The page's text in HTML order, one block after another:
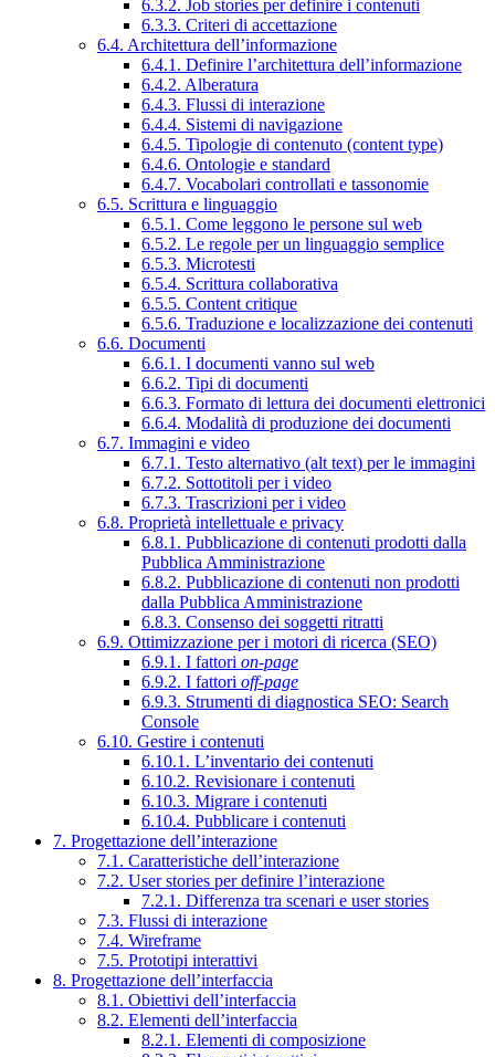
6.3.2. Job stories per definire i contenuti
6.3.3. Criteri di accettazione
6.4. Architettura dell’informazione
6.4.1. Definire l’architettura dell’informazione
6.4.2. Alberatura
6.4.3. Flussi di interazione
6.4.4. Sistemi di navigazione
6.4.5. Tipologie di contenuto (content type)
6.4.6. Ontologie e standard
6.4.7. Vocabolari controllati e tassonomie
6.5. Scrittura e linguaggio
6.5.1. Come leggono le persone sul web
6.5.2. Le regole per un linguaggio semplice
6.5.3. Microtesti
6.5.4. Scrittura collaborativa
6.5.5. Content critique
6.5.6. Traduzione e localizzazione dei contenuti
6.6. Documenti
6.6.1. I documenti vanno sul web
6.6.2. Tipi di documenti
6.6.3. Formato di lettura dei documenti elettronici
6.6.4. Modalità di produzione dei documenti
6.7. Immagini e video
6.7.1. Testo alternativo (alt text) per le immagini
6.7.2. Sottotitoli per i video
6.7.3. Trascrizioni per i video
6.8. Proprietà intellettuale e privacy
6.8.1. Pubblicazione di contenuti prodotti dalla
Pubblica Amministrazione
6.8.2. Pubblicazione di contenuti non prodotti
dalla Pubblica Amministrazione
6.8.3. Consenso dei soggetti ritratti
6.9. Ottimizzazione per i motori di ricerca (SEO)
6.9.1. I fattori on-page
6.9.2. I fattori off-page
6.9.3. Strumenti di diagnostica SEO: Search
Console
6.10. Gestire i contenuti
6.10.1. L’inventario dei contenuti
6.10.2. Revisionare i contenuti
6.10.3. Migrare i contenuti
6.10.4. Pubblicare i contenuti
7. Progettazione dell’interazione
7.1. Caratteristiche dell’interazione
7.2. User stories per definire l’interazione
7.2.1. Differenza tra scenari e user stories
7.3. Flussi di interazione
7.4. Wireframe
7.5. Prototipi interattivi
8. Progettazione dell’interfaccia
8.1. Obiettivi dell’interfaccia
8.2. Elementi dell’interfaccia
8.2.1. Elementi di composizione